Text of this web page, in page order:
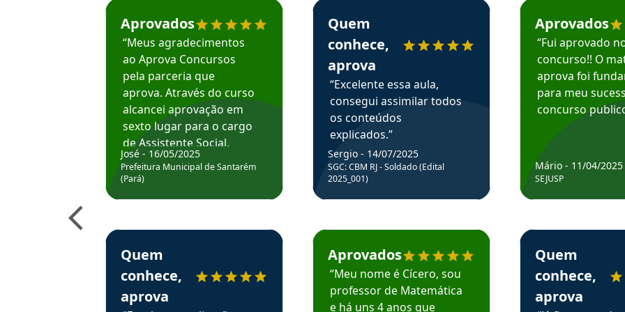
Estudante José recomenda o Aprova Concursos em depoimento
Aprovados
“Meus agradecimentos
ao Aprova Concursos
pela parceria que
aprova. Através do curso
alcancei aprovação em
sexto lugar para o cargo
de Assistente Social.
Hoje estou atuando na
Prefeitura de Santarém.
José - 16/05/2025
Prefeitura Municipal de Santarém
(Pará)
Estudante Elais recomenda o Aprova Concursos em depoimento
Quem
conhece,
aprova
Estudante Sergio recomenda o Aprova Concursos em depoimento
Quem
conhece,
aprova
“Excelente essa aula,
consegui assimilar todos
os conteúdos
explicados.”
Sergio - 14/07/2025
SGC: CBM RJ - Soldado (Edital
2025_001)
Estudante Cicero recomenda o Aprova Concursos em depoimento
Aprovados
“Meu nome é Cícero, sou
professor de Matemática
e há uns 4 anos que
Estudante Mário
Aprovados
“Fui aprovado
concurso!! O
aprova foi
para meu
concurso
Mário - 11/04/2025
SEJUSP
Estudante Henrique
Quem
conhece,
aprova